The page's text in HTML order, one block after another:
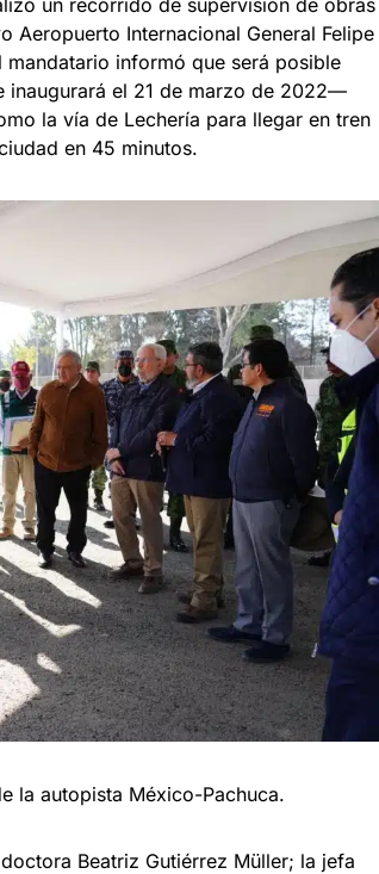
un recorrido de supervisión de obras
Aeropuerto Internacional General Felipe
mandatario informó que será posible
el 21 de marzo de 2022—
la vía de Lechería para llegar en tren
en 45 minutos.
la autopista México-Pachuca.
Beatriz Gutiérrez Müller; la jefa